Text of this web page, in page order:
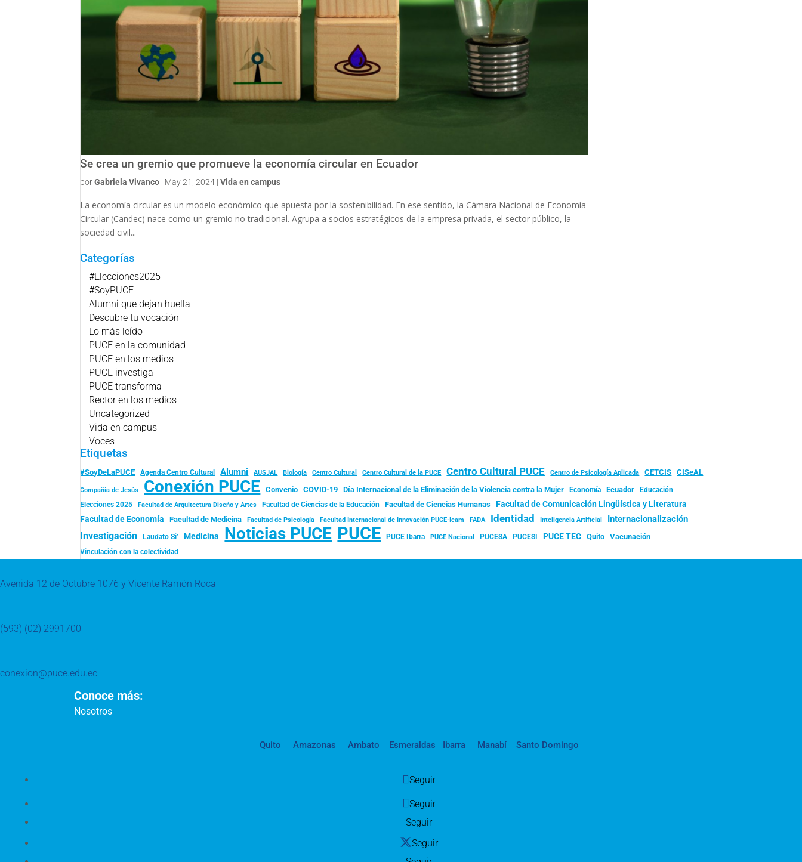
Se crea un gremio que promueve la economía circular en Ecuador
porGabriela Vivanco | May 21, 2024 |Vida en campus
La economía circular es un modelo económico que apuesta por la sostenibilidad. En ese sentido, la Cámara Nacional de Economía
Circular (Candec) nace como un gremio no tradicional. Agrupa a socios estratégicos de la empresa privada, el sector público, la
sociedad civil...
Categorías
#Elecciones2025
#SoyPUCE
Alumni que dejan huella
Descubre tu vocación
Lo más leído
PUCE en la comunidad
PUCE en los medios
PUCE investiga
PUCE transforma
Rector en los medios
Uncategorized
Vida en campus
Voces
Etiquetas
#SoyDeLaPUCE Agenda Centro Cultural Alumni AUSJAL Biología Centro Cultural Centro Cultural de la PUCE Centro Cultural PUCE Centro de Psicología Aplicada CETCIS CISeAL
Compañía de Jesús Conexión PUCE Convenio COVID-19 Día Internacional de la Eliminación de la Violencia contra la Mujer Economía Ecuador
Educación
Elecciones 2025
Facultad de Arquitectura Diseño y Artes Facultad de Ciencias de la Educación Facultad de Ciencias Humanas Facultad de Comunicación Lingüística y Literatura
Facultad de Economía Facultad de Medicina Facultad de Psicología Facultad Internacional de Innovación PUCE-Icam FADA Identidad Inteligencia Artificial Internacionalización
Investigación Laudato Si’ Medicina Noticias PUCE PUCE PUCE Ibarra PUCE Nacional PUCESA PUCESI PUCE TEC Quito Vacunación
Vinculación con la colectividad
Avenida 12 de Octubre 1076 y Vicente Ramón Roca
(593) (02) 2991700
conexion@puce.edu.ec
Conoce más:
Nosotros
Quito Amazonas Ambato Esmeraldas Ibarra Manabí Santo Domingo
Seguir
Seguir
Seguir
Seguir